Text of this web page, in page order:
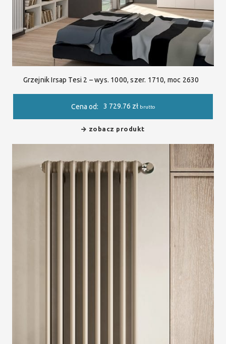
Grzejnik Irsap Tesi 2 – wys. 1000, szer. 1710, moc 2630
Cena od: 3 729.76 zł brutto
zobacz produkt